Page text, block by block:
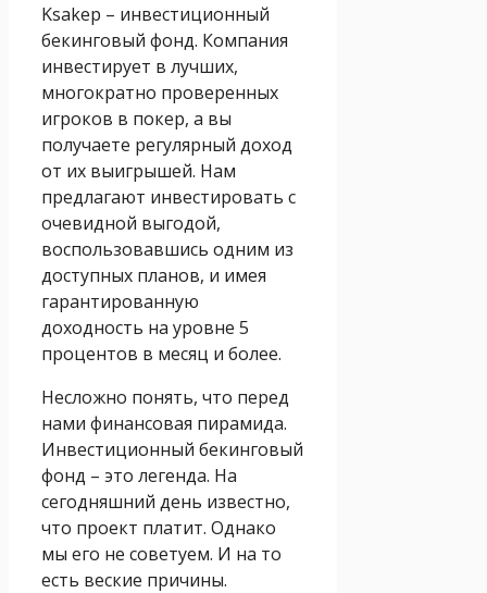
Ksakep – инвестиционный
бекинговый фонд. Компания
инвестирует в лучших,
многократно проверенных
игроков в покер, а вы
получаете регулярный доход
от их выигрышей. Нам
предлагают инвестировать с
очевидной выгодой,
воспользовавшись одним из
доступных планов, и имея
гарантированную
доходность на уровне 5
процентов в месяц и более.
Несложно понять, что перед
нами финансовая пирамида.
Инвестиционный бекинговый
фонд – это легенда. На
сегодняшний день известно,
что проект платит. Однако
мы его не советуем. И на то
есть веские причины.